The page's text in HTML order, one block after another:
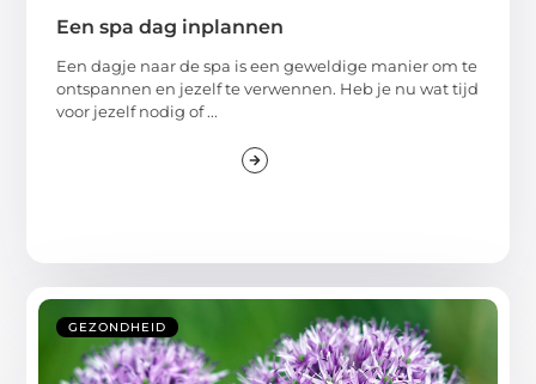
Een spa dag inplannen
Een dagje naar de spa is een geweldige manier om te
ontspannen en jezelf te verwennen. Heb je nu wat tijd
voor jezelf nodig of ...
GEZONDHEID